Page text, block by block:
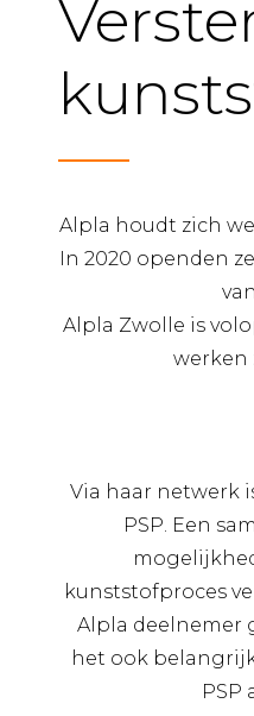
Alpla houdt zich
In 2020 openden
Alpla Zwolle is
werken
Via haar netwerk
PSP. Een
kunststofproces
Alpla deelnemer
het ook
PSP